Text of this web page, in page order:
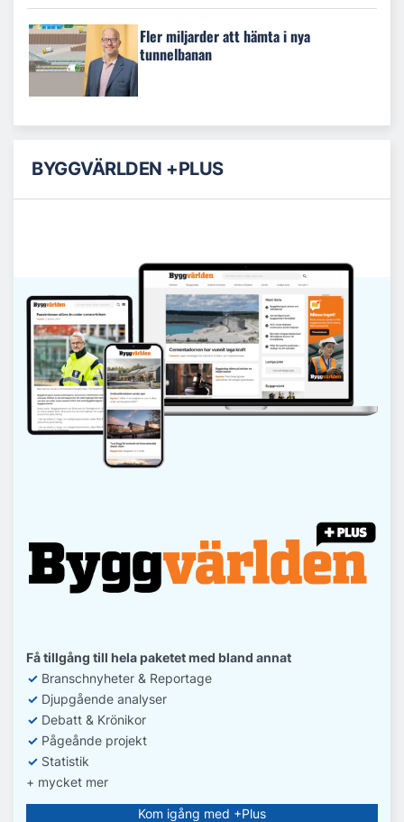
Fler miljarder att hämta i nya
tunnelbanan
BYGGVÄRLDEN +PLUS
Få tillgång till hela paketet med bland annat
✓ Branschnyheter & Reportage
✓ Djupgående analyser
✓ Debatt & Krönikor
✓ Pågeånde projekt
✓ Statistik
+ mycket mer
Kom igång med +Plus